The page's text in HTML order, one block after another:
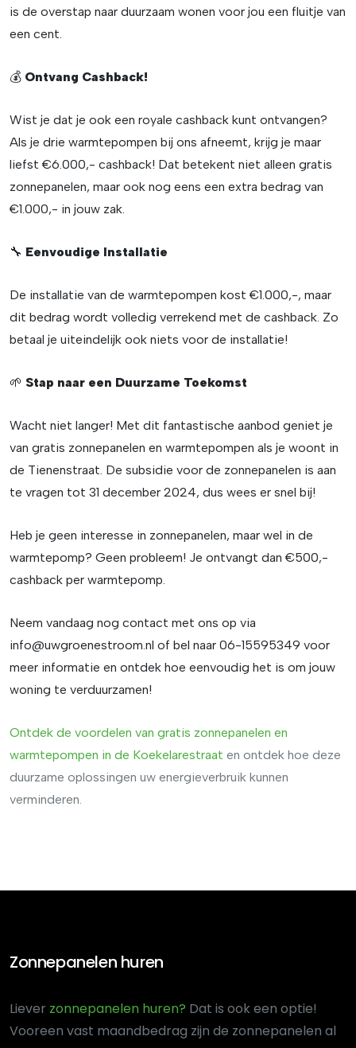
is de overstap naar duurzaam wonen voor jou een fluitje van
een cent.
💰 Ontvang Cashback!
Wist je dat je ook een royale cashback kunt ontvangen?
Als je drie warmtepompen bij ons afneemt, krijg je maar
liefst €6.000,- cashback! Dat betekent niet alleen gratis
zonnepanelen, maar ook nog eens een extra bedrag van
€1.000,- in jouw zak.
🔧 Eenvoudige Installatie
De installatie van de warmtepompen kost €1.000,-, maar
dit bedrag wordt volledig verrekend met de cashback. Zo
betaal je uiteindelijk ook niets voor de installatie!
🌱 Stap naar een Duurzame Toekomst
Wacht niet langer! Met dit fantastische aanbod geniet je
van gratis zonnepanelen en warmtepompen als je woont in
de Tienenstraat. De subsidie voor de zonnepanelen is aan
te vragen tot 31 december 2024, dus wees er snel bij!
Heb je geen interesse in zonnepanelen, maar wel in de
warmtepomp? Geen probleem! Je ontvangt dan €500,-
cashback per warmtepomp.
Neem vandaag nog contact met ons op via
info@uwgroenestroom.nl of bel naar 06-15595349 voor
meer informatie en ontdek hoe eenvoudig het is om jouw
woning te verduurzamen!
Ontdek de voordelen van gratis zonnepanelen en
warmtepompen in de Koekelarestraat en ontdek hoe deze
duurzame oplossingen uw energieverbruik kunnen
verminderen.
Zonnepanelen huren
Liever zonnepanelen huren? Dat is ook een optie!
Vooreen vast maandbedrag zijn de zonnepanelen al